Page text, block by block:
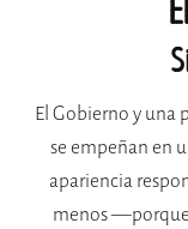
El Gobierno y una
se empeñan en
apariencia
menos